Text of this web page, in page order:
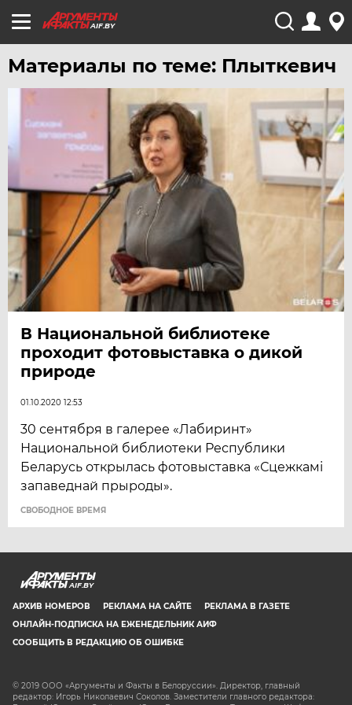
AIF.BY
Материалы по теме: Плыткевич
В Национальной библиотеке
проходит фотовыставка о дикой
природе
01.10.2020 12:53
30 сентября в галерее «Лабиринт»
Национальной библиотеки Республики
Беларусь открылась фотовыставка «Сцежкамі
запаведнай прыроды».
CВОБОДНОЕ ВРЕМЯ
AIF.BY
АРХИВ НОМЕРОВ РЕКЛАМА НА САЙТЕ
РЕКЛАМА В ГАЗЕТЕ
ОНЛАЙН-ПОДПИСКА НА ЕЖЕНЕДЕЛЬНИК АИФ
СООБЩИТЬ В РЕДАКЦИЮ ОБ ОШИБКЕ
© 2019 ООО «Аргументы и Факты в Белоруссии». Директор, главный
редактор: Игорь Николаевич Соколов. Заместители главного редактора: